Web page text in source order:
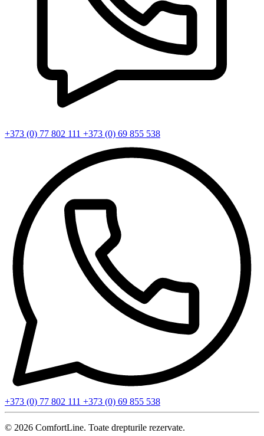
+373 (0) 77 802 111 +373 (0) 69 855 538
+373 (0) 77 802 111 +373 (0) 69 855 538
© 2026 ComfortLine. Toate drepturile rezervate.